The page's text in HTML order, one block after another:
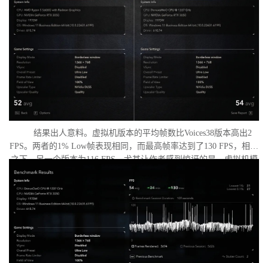
同条件下进行：内存完整性和基于虚拟化的安全性（VBS）均已关
闭，并且两轮测试之间电脑甚至没有重启。
结果出人意料。虚拟机版本的平均帧数比Voices38版本高出2
FPS。两者的1% Low帧表现相同，而最高帧率达到了130 FPS，相比
之下，另一个版本为116 FPS。尤其让作者感到惊讶的是，虚拟机模
式下的优化竟如此之好。从理论上讲，额外的虚拟化层应该会给处
理器带来负担并降低性能，但实际上并没有发生这种情况。